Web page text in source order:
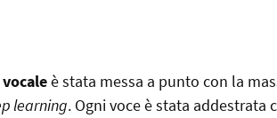
è stata messa a punto con la
learning. Ogni voce è stata